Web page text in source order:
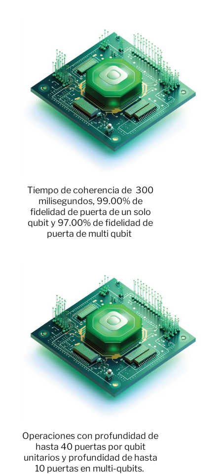
Tiempo de coherencia de 300
milisegundos, 99.00% de
fidelidad de puerta de un solo
qubit y 97.00% de fidelidad de
puerta de multi qubit
Operaciones con profundidad de
hasta 40 puertas por qubit
unitarios y profundidad de hasta
10 puertas en multi-qubits.